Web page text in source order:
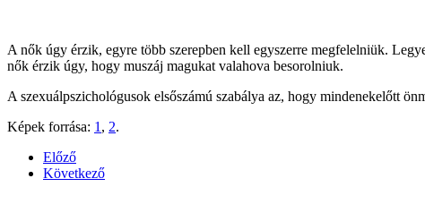
A nők úgy érzik, egyre több szerepben kell egyszerre megfelelniük.
nők érzik úgy, hogy muszáj magukat valahova besorolniuk.
A szexuálpszichológusok elsőszámú szabálya az, hogy mindenekelőtt
Képek forrása: 1 , 2.
Előző
Következő